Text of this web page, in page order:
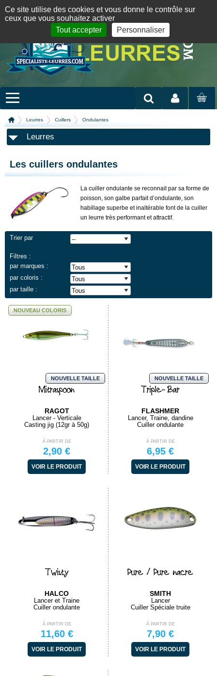
09 72 36 55 01 06 08 07 98 87 English version
MON
Leurres Cuillers Ondulantes
Leurres
Les cuillers ondulantes
La cuiller ondulante se reconnait par sa forme de
poisson, son galbe parfait d’ondulante, son
habillage superbe et inaltérable font de la cuiller
un leurre très performant et attractif.
Trier par
Filtres :
par marques :
par coloris :
par taille :
NOUVEAU COLORIS
NOUVELLE TAILLE
Mitraspoon
RAGOT
Lancer - Verticale
Casting jig (12gr à 50g)
À PARTIR DE
2,90 €
VOIR LE PRODUIT
NOUVELLE TAILLE
Triple-Bar
FLASHMER
Lancer, Traine, dandine
Cuiller ondulante
À PARTIR DE
6,95 €
VOIR LE PRODUIT
Twisty
HALCO
Lancer et Traine
Cuiller ondulante
À PARTIR DE
11,60 €
VOIR LE PRODUIT
Pure / Pure nacre
SMITH
Lancer
Cuiller Spéciale truite
À PARTIR DE
7,90 €
VOIR LE PRODUIT
Panneau de gestion des cookies
Ce site utilise des cookies et vous donne le contrôle sur
ceux que vous souhaitez activer
Tout accepter
Personnaliser